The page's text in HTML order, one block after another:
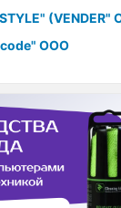
(VENDER"
ООО